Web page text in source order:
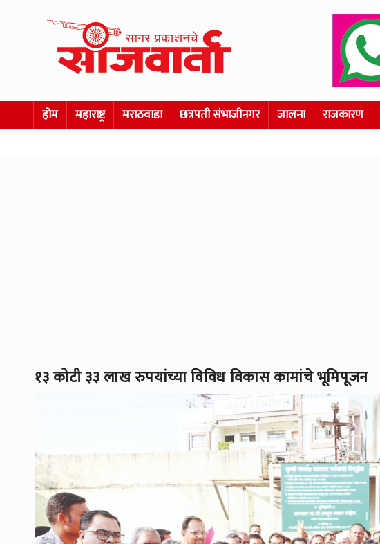
होम महाराष्ट्र मराठवाडा छत्रपती संभाजीनगर जालना राजकारण
१३ कोटी ३३ लाख रुपयांच्या विविध विकास कामांचे भूमिपूजन